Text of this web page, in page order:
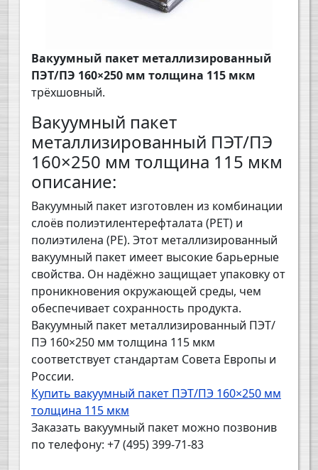
Вакуумный пакет металлизированный
ПЭТ/ПЭ 160×250 мм толщина 115 мкм
трёхшовный.
Вакуумный пакет
металлизированный ПЭТ/ПЭ
160×250 мм толщина 115 мкм
описание:
Вакуумный пакет изготовлен из комбинации
слоёв полиэтилентерефталата (PET) и
полиэтилена (PE). Этот металлизированный
вакуумный пакет имеет высокие барьерные
свойства. Он надёжно защищает упаковку от
проникновения окружающей среды, чем
обеспечивает сохранность продукта.
Вакуумный пакет металлизированный ПЭТ/
ПЭ 160×250 мм толщина 115 мкм
соответствует стандартам Совета Европы и
России.
Купить вакуумный пакет ПЭТ/ПЭ 160×250 мм
толщина 115 мкм
Заказать вакуумный пакет можно позвонив
по телефону: +7 (495) 399-71-83